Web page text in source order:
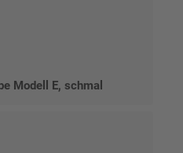
Modell E, schmal